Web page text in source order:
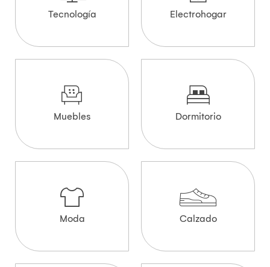
Tecnología Electrohogar
Muebles Dormitorio
Moda Calzado